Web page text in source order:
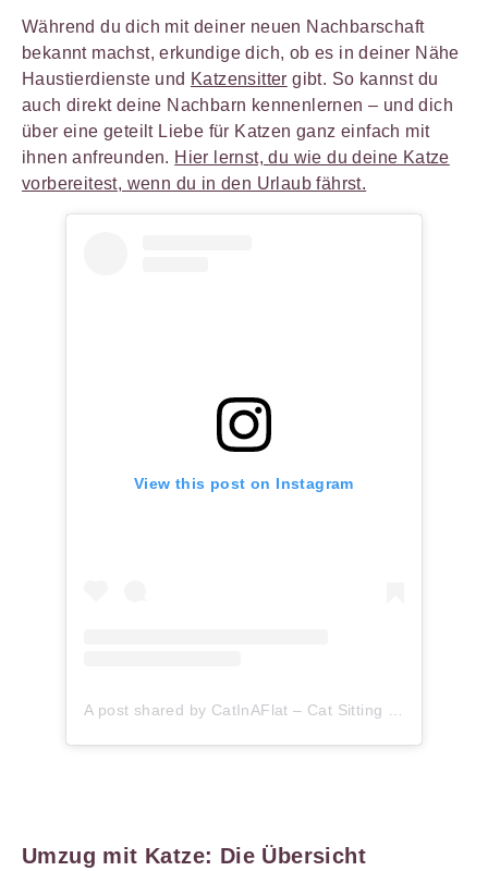
Während du dich mit deiner neuen Nachbarschaft
bekannt machst, erkundige dich, ob es in deiner Nähe
Haustierdienste und Katzensitter gibt. So kannst du
auch direkt deine Nachbarn kennenlernen – und dich
über eine geteilt Liebe für Katzen ganz einfach mit
ihnen anfreunden. Hier lernst, du wie du deine Katze
vorbereitest, wenn du in den Urlaub fährst.
View this post on Instagram
Umzug mit Katze: Die Übersicht